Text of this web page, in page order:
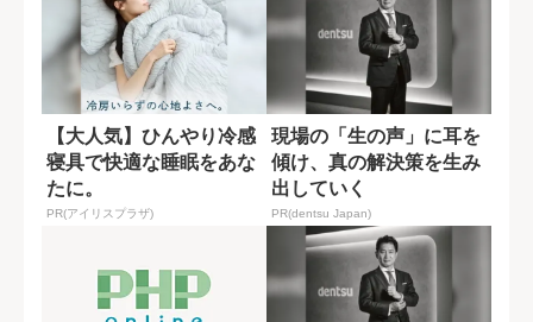
【大人気】ひんやり冷感
寝具で快適な睡眠をあな
たに。
PR(アイリスプラザ)
現場の「生の声」に耳を
傾け、真の解決策を生み
出していく
PR(dentsu Japan)